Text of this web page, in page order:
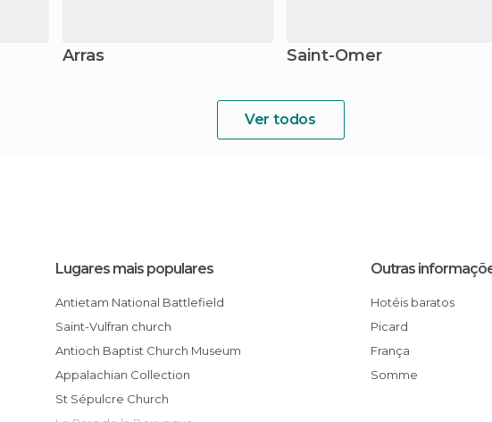
Arras Saint-Omer
Ver todos
Lugares mais populares
Antietam National Battlefield
Saint-Vulfran church
Antioch Baptist Church Museum
Appalachian Collection
St Sépulcre Church
Outras
Hotéis baratos
Picard
França
Somme